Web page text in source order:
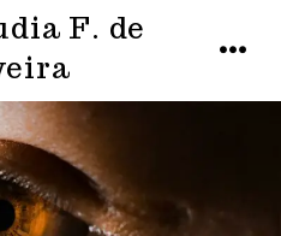
F. de